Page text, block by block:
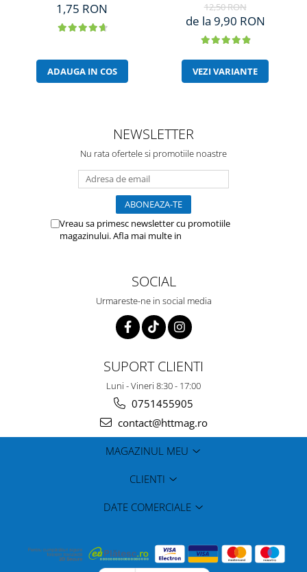
1,75 RON
ADAUGA IN COS
12,50 RON
de la 9,90 RON
VEZI VARIANTE
NEWSLETTER
Nu rata ofertele si promotiile noastre
Vreau sa primesc newsletter cu promotiile
magazinului. Afla mai multe in
SOCIAL
Urmareste-ne in social media
SUPORT CLIENTI
Luni - Vineri 8:30 - 17:00
0751455905
contact@httmag.ro
MAGAZINUL MEU
CLIENTI
DATE COMERCIALE